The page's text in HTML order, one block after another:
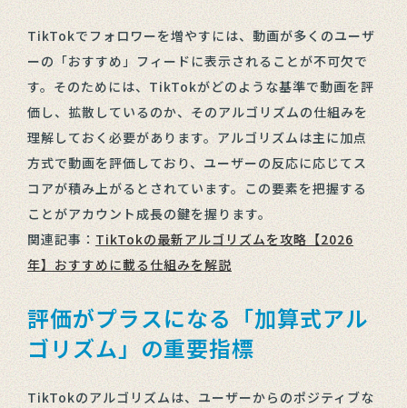
TikTokでフォロワーを増やすには、動画が多くのユーザ
ーの「おすすめ」フィードに表示されることが不可欠で
す。そのためには、TikTokがどのような基準で動画を評
価し、拡散しているのか、そのアルゴリズムの仕組みを
理解しておく必要があります。アルゴリズムは主に加点
方式で動画を評価しており、ユーザーの反応に応じてス
コアが積み上がるとされています。この要素を把握する
ことがアカウント成長の鍵を握ります。
関連記事： TikTokの最新アルゴリズムを攻略【2026
年】おすすめに載る仕組みを解説
評価がプラスになる「加算式アル
ゴリズム」の重要指標
TikTokのアルゴリズムは、ユーザーからのポジティブな